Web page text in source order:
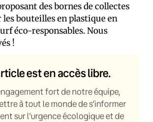
des bornes de collectes
bouteilles en plastique en
éco-responsables. Nous
!
est en accès libre.
fort de notre équipe,
à tout le monde de s’informer
sur l’urgence écologique et de